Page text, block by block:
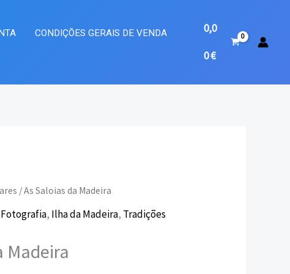
CONDIÇÕES GERAIS DE VENDA
0,0
0€
/ As Saloias da Madeira
Fotografia, Ilha da Madeira, Tradições
Madeira
O
preço